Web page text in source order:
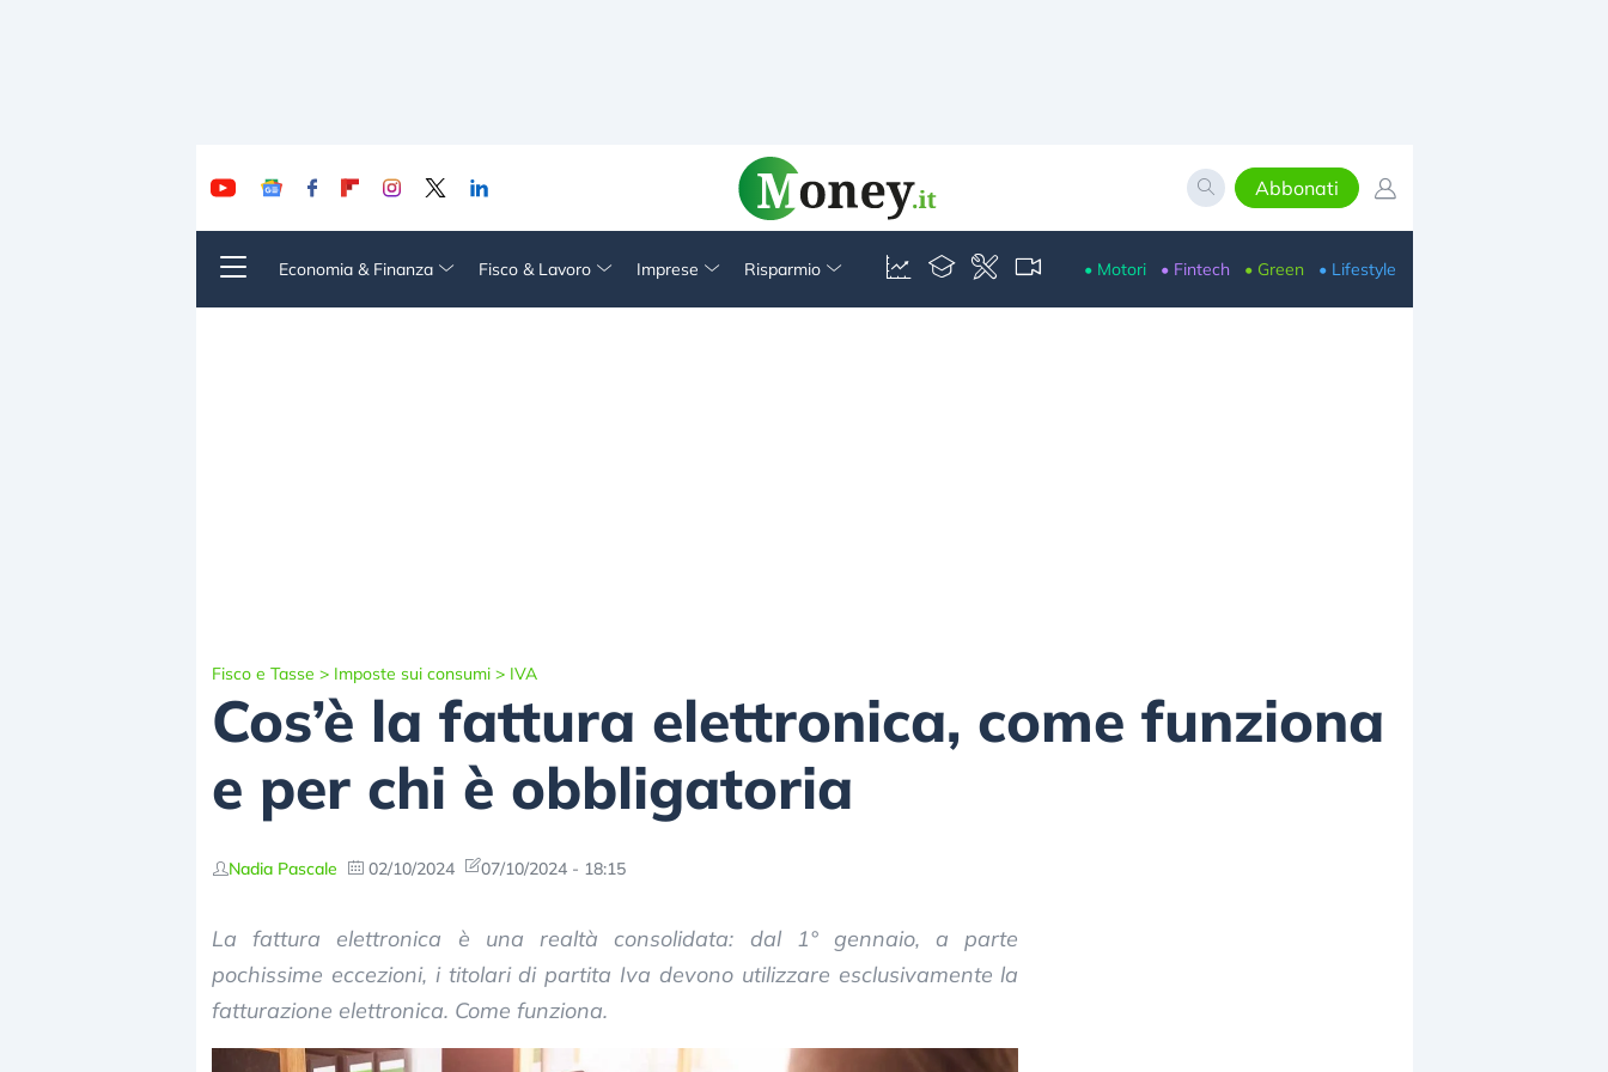
Abbonati
Economia & Finanza Fisco & Lavoro Imprese Risparmio • Motori • Fintech • Green • Lifestyle
Fisco e Tasse > Imposte sui consumi > IVA
Cos’è la fattura elettronica, come funziona
e per chi è obbligatoria
Nadia Pascale 02/10/2024 07/10/2024 - 18:15
La fattura elettronica è una realtà consolidata: dal 1° gennaio, a parte
pochissime eccezioni, i titolari di partita Iva devono utilizzare esclusivamente la
fatturazione elettronica. Come funziona.